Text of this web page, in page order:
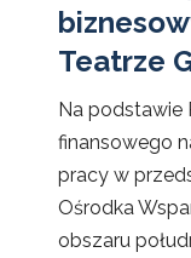
Teatrze
Na podstawie
finansowego
pracy w
Ośrodka
obszaru